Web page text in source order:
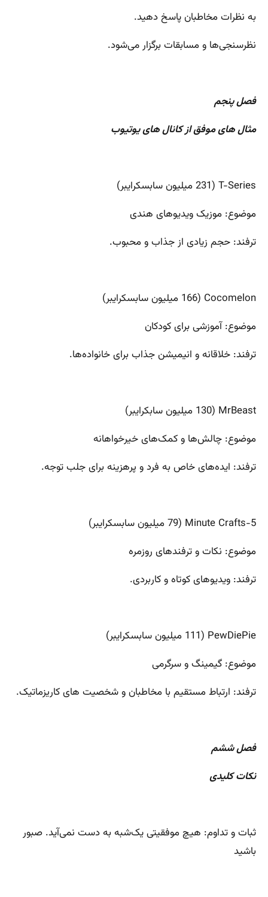
به نظرات مخاطبان پاسخ دهید.
نظرسنجی‌ها و مسابقات برگزار می‌شود.
فصل پنجم
مثال های موفق از کانال های یوتیوب
T-Series (231 میلیون سابسکرایبر)
موضوع: موزیک ویدیوهای هندی
ترفند: حجم زیادی از جذاب و محبوب.
Cocomelon (166 میلیون سابسکرایبر)
موضوع: آموزشی برای کودکان
ترفند: خلاقانه و انیمیشن جذاب برای خانواده‌ها.
MrBeast (130 میلیون سابکرایبر)
موضوع: چالش‌ها و کمک‌های خیرخواهانه
ترفند: ایده‌های خاص به فرد و پرهزینه برای جلب توجه.
5-Minute Crafts (79 میلیون سابسکرایبر)
موضوع: نکات و ترفندهای روزمره
ترفند: ویدیوهای کوتاه و کاربردی.
PewDiePie (111 میلیون سابسکرایبر)
موضوع: گیمینگ و سرگرمی
ترفند: ارتباط مستقیم با مخاطبان و شخصیت های کاریزماتیک.
فصل ششم
نکات کلیدی
ثبات و تداوم: هیچ موفقیتی یک‌شبه به دست نمی‌آید. صبور
باشید